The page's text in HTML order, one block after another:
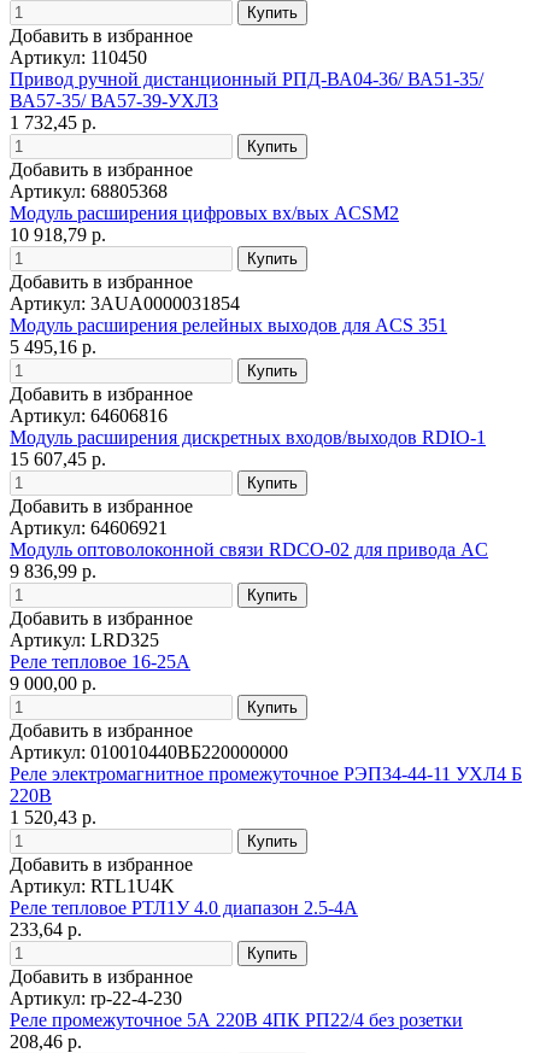
Добавить в избранное
Артикул: 110450
Привод ручной дистанционный РПД-ВА04-36/ ВА51-35/
ВА57-35/ ВА57-39-УХЛ3
1 732,45 р.
Добавить в избранное
Артикул: 68805368
Модуль расширения цифровых вх/вых ACSM2
10 918,79 р.
Добавить в избранное
Артикул: 3AUA0000031854
Модуль расширения релейных выходов для ACS 351
5 495,16 р.
Добавить в избранное
Артикул: 64606816
Модуль расширения дискретных входов/выходов RDIO-1
15 607,45 р.
Добавить в избранное
Артикул: 64606921
Модуль оптоволоконной связи RDCO-02 для привода AC
9 836,99 р.
Добавить в избранное
Артикул: LRD325
Реле тепловое 16-25А
9 000,00 р.
Добавить в избранное
Артикул: 010010440ВБ220000000
Реле электромагнитное промежуточное РЭП34-44-11 УХЛ4 Б
220В
1 520,43 р.
Добавить в избранное
Артикул: RTL1U4K
Реле тепловое РТЛ1У 4.0 диапазон 2.5-4А
233,64 р.
Добавить в избранное
Артикул: rp-22-4-230
Реле промежуточное 5А 220В 4ПК РП22/4 без розетки
208,46 р.